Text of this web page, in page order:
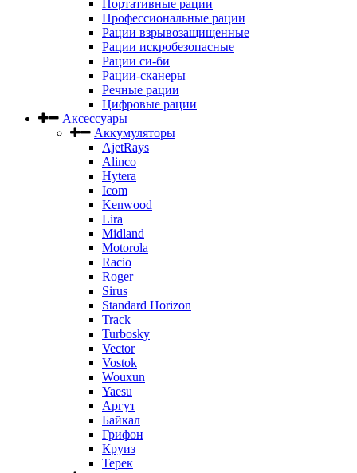
Портативные рации
Профессиональные рации
Рации взрывозащищенные
Рации искробезопасные
Рации си-би
Рации-сканеры
Речные рации
Цифровые рации
Аксессуары
Аккумуляторы
AjetRays
Alinco
Hytera
Icom
Kenwood
Lira
Midland
Motorola
Racio
Roger
Sirus
Standard Horizon
Track
Turbosky
Vector
Vostok
Wouxun
Yaesu
Аргут
Байкал
Грифон
Круиз
Терек